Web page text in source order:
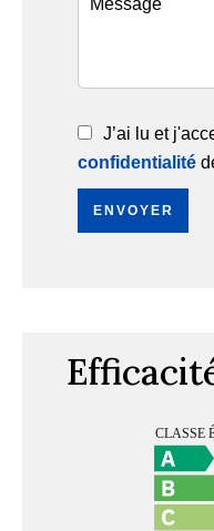
J’ai lu et
confidentialité
ENVOYER